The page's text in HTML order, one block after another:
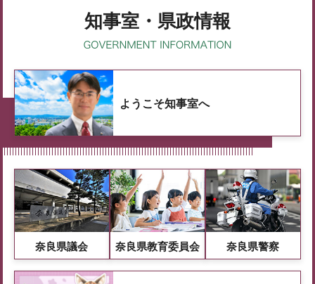
知事室・県政情報
ようこそ知事室へ
奈良県議会 奈良県教育委員会 奈良県警察